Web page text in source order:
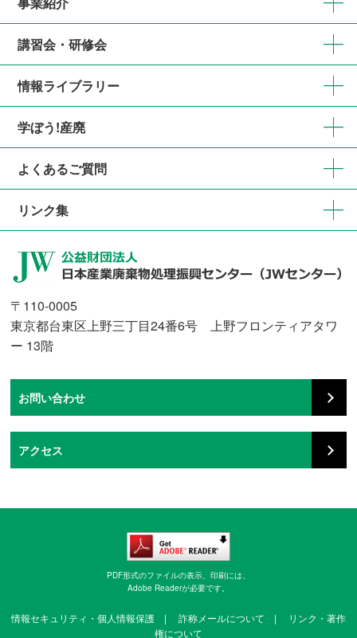
講習会・研修会
情報ライブラリー
学ぼう!産廃
よくあるご質問
リンク集
〒110-0005
東京都台東区上野三丁目24番6号 上野フロンティアタワ
ー 13階
お問い合わせ
アクセス
PDF形式のファイルの表示、印刷には、
Adobe Readerが必要です。
情報セキュリティ・個人情報保護 | 詐称メールについて |
リンク・著作
権について